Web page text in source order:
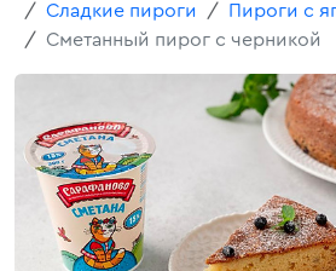
Сладкие пироги
Пироги с
Сметанный пирог с черникой